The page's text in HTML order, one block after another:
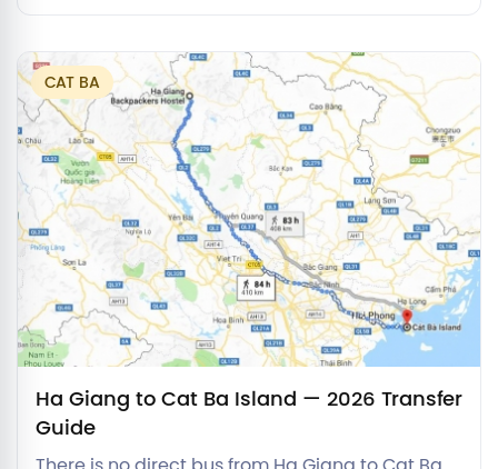
CAT BA
Ha Giang to Cat Ba Island — 2026 Transfer
Guide